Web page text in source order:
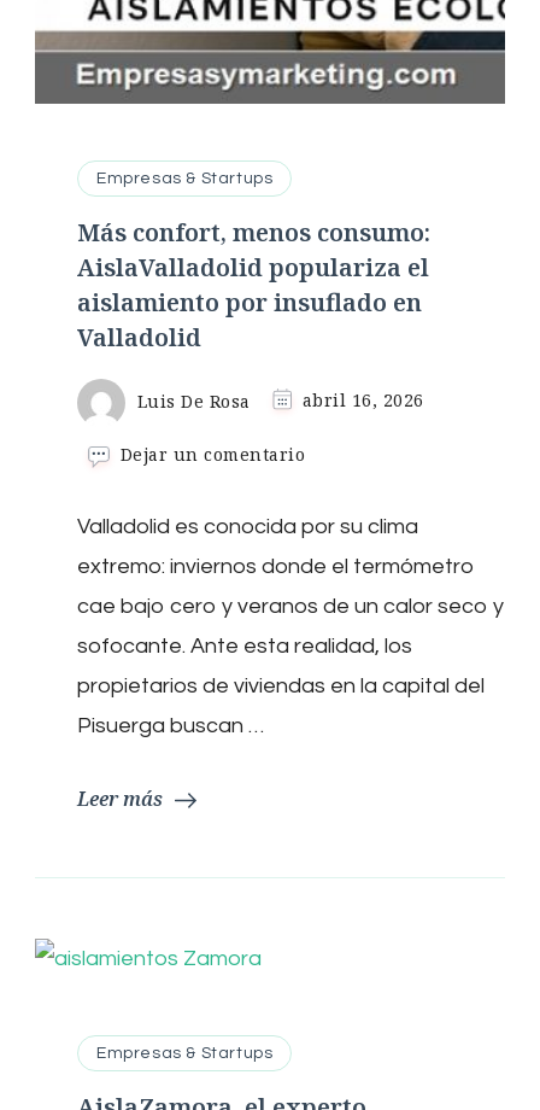
Empresas & Startups
Más confort, menos consumo:
AislaValladolid populariza el
aislamiento por insuflado en
Valladolid
Luis De Rosa abril 16, 2026
Dejar un comentario
menos
consumo:
AislaValladolid
populariza
aislamiento
por
Valladolid es conocida por su clima
extremo: inviernos donde el termómetro
cae bajo cero y veranos de un calor seco y
sofocante. Ante esta realidad, los
propietarios de viviendas en la capital del
Pisuerga buscan …
Leer más
Empresas & Startups